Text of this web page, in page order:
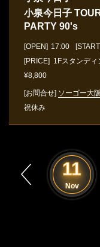
小泉今日子
PARTY 90's
[OPEN] 17:00
[PRICE] 1Fスタンデ
¥8,800
[お問合せ] ソーゴー大阪
祝休み
11
Nov